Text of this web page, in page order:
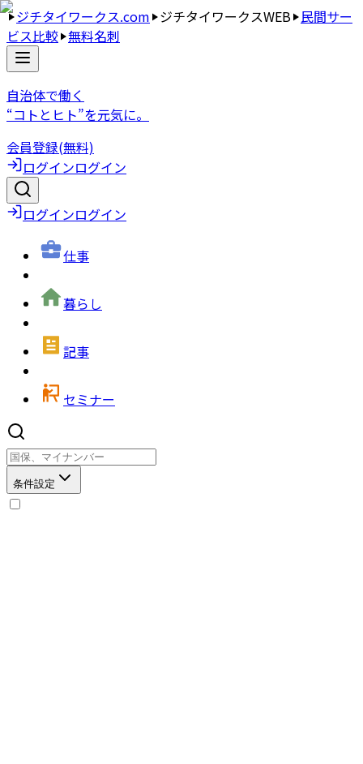
ジチタイワークス.com ジチタイワークスWEB 民間サー
ビス比較 無料名刺
自治体で働く
“コトとヒト”を元気に。
会員登録(無料)
ログインログイン
ログインログイン
仕事
暮らし
記事
セミナー
条件設定